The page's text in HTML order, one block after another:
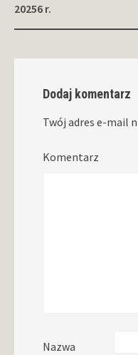
20256 r.
Dodaj komentarz
Twój adres e-mail
Komentarz
Nazwa